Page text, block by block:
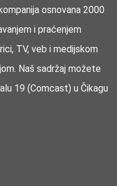
osnovana 2000
i praćenjem
TV, veb i medijskom
Naš sadržaj možete
19 (Comcast) u Čikagu